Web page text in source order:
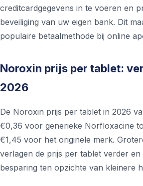
creditcardgegevens in te voeren en
beveiliging van uw eigen bank. Dit
populaire betaalmethode bij online
Noroxin prijs per tablet:
2026
De Noroxin prijs per tablet in 2026
€0,36 voor generieke Norfloxacine
€1,45 voor het originele merk.
verlagen de prijs per tablet verder
besparing ten opzichte van kleinere